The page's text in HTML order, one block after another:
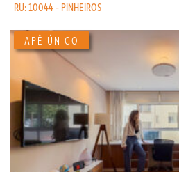
RU: 10044 - PINHEIROS